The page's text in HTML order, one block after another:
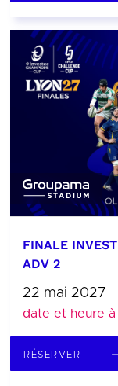
FINALE
ADV 2
22 mai 2027
date et heure
RÉSERVER